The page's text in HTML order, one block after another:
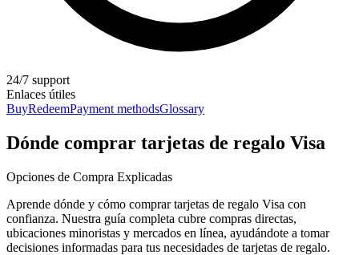
24/7 support
Enlaces útiles
BuyRedeemPayment methodsGlossary
Dónde comprar tarjetas de regalo Visa
Opciones de Compra Explicadas
Aprende dónde y cómo comprar tarjetas de regalo Visa con
confianza. Nuestra guía completa cubre compras directas,
ubicaciones minoristas y mercados en línea, ayudándote a tomar
decisiones informadas para tus necesidades de tarjetas de regalo.